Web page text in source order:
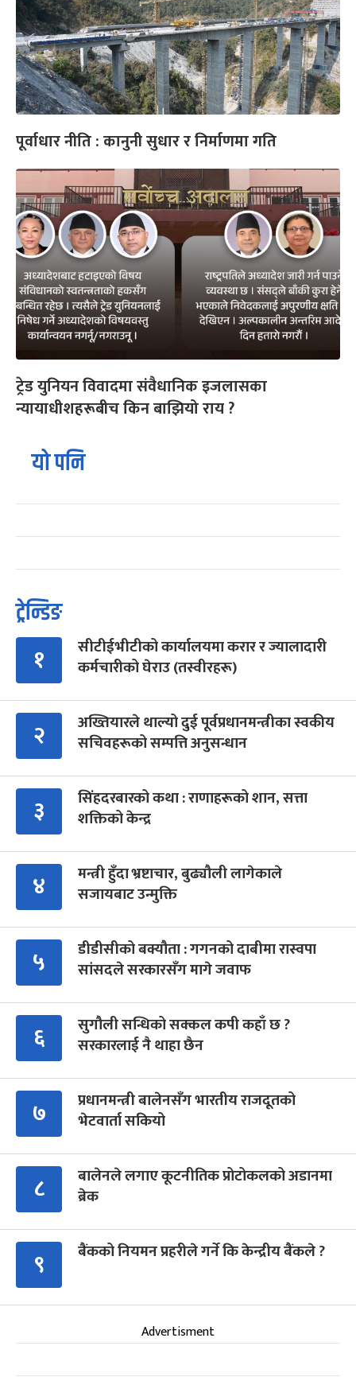
पूर्वाधार नीति : कानुनी सुधार र निर्माणमा गति
ट्रेड युनियन विवादमा संवैधानिक इजलासका
न्यायाधीशहरूबीच किन बाझियो राय ?
यो पनि
ट्रेन्डिङ
१
सीटीईभीटीको कार्यालयमा करार र ज्यालादारी
कर्मचारीको घेराउ (तस्वीरहरू)
२
अख्तियारले थाल्यो दुई पूर्वप्रधानमन्त्रीका स्वकीय
सचिवहरूको सम्पत्ति अनुसन्धान
३
सिंहदरबारको कथा : राणाहरूको शान, सत्ता
शक्तिको केन्द्र
४
मन्त्री हुँदा भ्रष्टाचार, बुढ्यौली लागेकाले
सजायबाट उन्मुक्ति
५
डीडीसीको बक्यौता : गगनको दाबीमा रास्वपा
सांसदले सरकारसँग मागे जवाफ
६
सुगौली सन्धिको सक्कल कपी कहाँ छ ?
सरकारलाई नै थाहा छैन
७
प्रधानमन्त्री बालेनसँग भारतीय राजदूतको
भेटवार्ता सकियो
८
बालेनले लगाए कूटनीतिक प्रोटोकलको अडानमा
ब्रेक
९ बैंकको नियमन प्रहरीले गर्ने कि केन्द्रीय बैंकले ?
Advertisment